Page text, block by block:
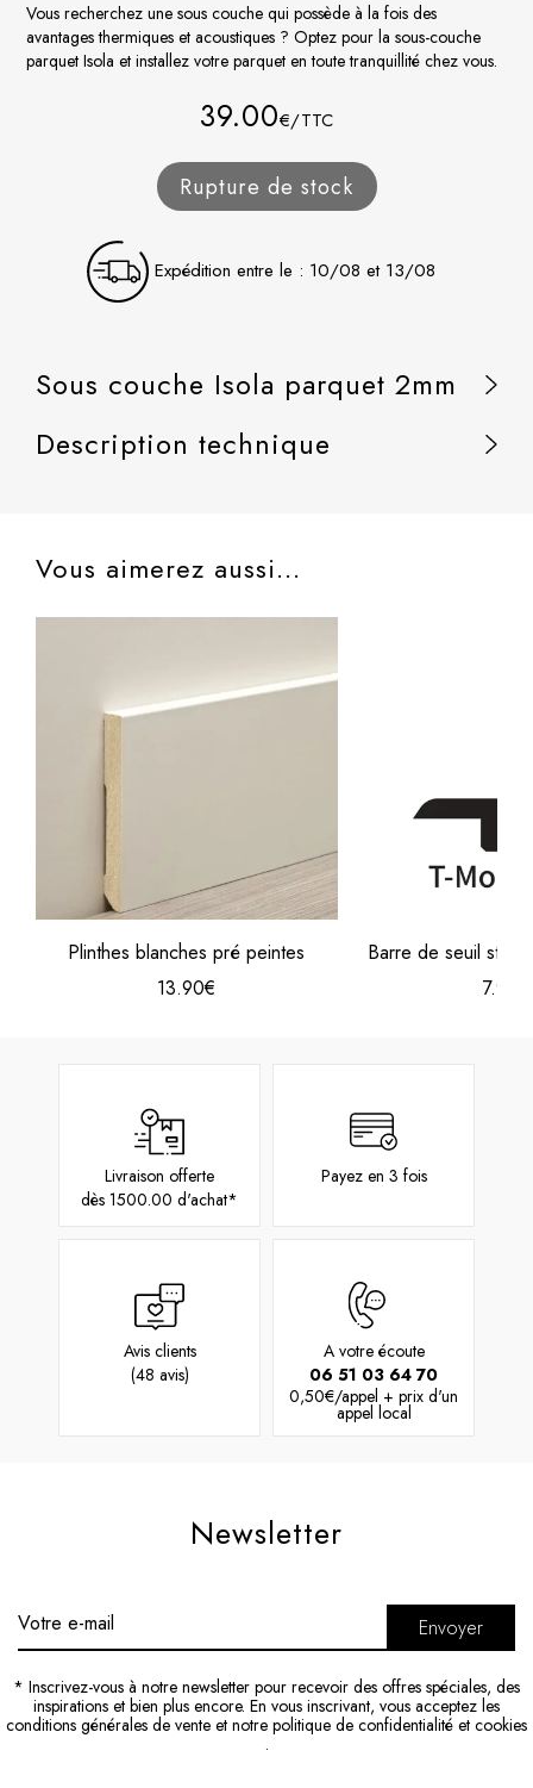
Vous recherchez une sous couche qui possède à la fois des
avantages thermiques et acoustiques ? Optez pour la sous-couche
parquet Isola et installez votre parquet en toute tranquillité chez vous.
39.00€/TTC
Rupture de stock
Expédition entre le : 10/08 et 13/08
Sous couche Isola parquet 2mm
Description technique
Vous aimerez aussi...
Plinthes blanches pré peintes
13.90€
Barre de seuil
7.90€
Livraison offerte
dès 1500.00 d'achat*
Payez en 3 fois
Avis clients
(48 avis)
A votre écoute
06 51 03 64 70
0,50€/appel + prix d'un
appel local
Newsletter
Envoyer
* Inscrivez-vous à notre newsletter pour recevoir des offres spéciales, des
inspirations et bien plus encore. En vous inscrivant, vous acceptez les
conditions générales de vente et notre politique de confidentialité et cookies
.